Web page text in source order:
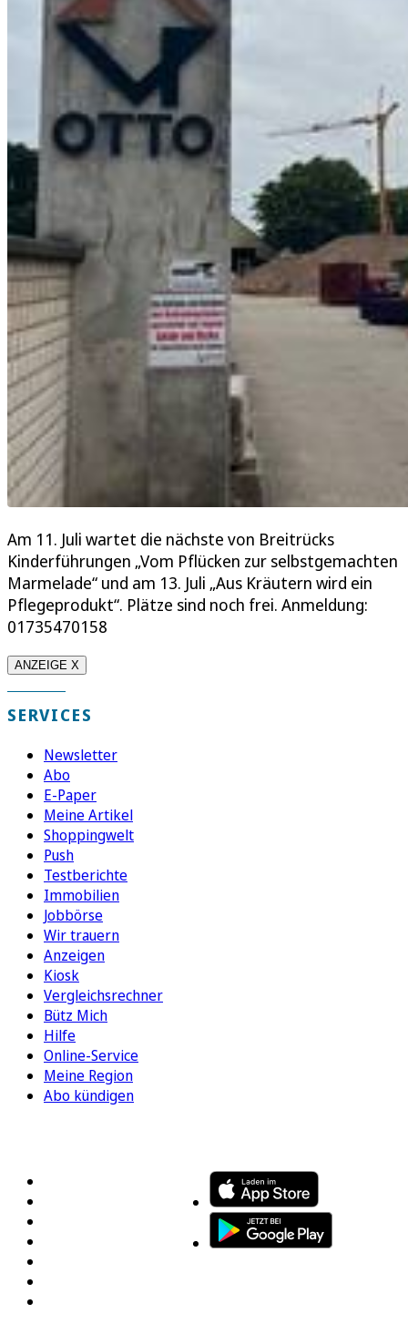
Am 11. Juli wartet die nächste von Breitrücks
Kinderführungen „Vom Pflücken zur selbstgemachten
Marmelade“ und am 13. Juli „Aus Kräutern wird ein
Pflegeprodukt“. Plätze sind noch frei. Anmeldung:
01735470158
ANZEIGE X
SERVICES
Newsletter
Abo
E-Paper
Meine Artikel
Shoppingwelt
Push
Testberichte
Immobilien
Jobbörse
Wir trauern
Anzeigen
Kiosk
Vergleichsrechner
Bütz Mich
Hilfe
Online-Service
Meine Region
Abo kündigen